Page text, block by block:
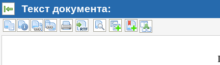
Текст документа: